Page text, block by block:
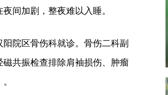
间加剧，整夜难以入睡。
院区骨伤科就诊。骨伤二科副
共振检查排除肩袖损伤、肿瘤